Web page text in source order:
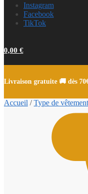
Instagram
Facebook
TikTok
0,00 €
Livraison gratuite 🚚 dès
Accueil /Type de vêtement